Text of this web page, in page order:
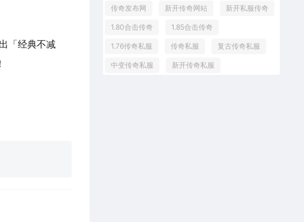
「经典不减
传奇发布网 新开传奇网站 新开私服传奇
1.80合击传奇 1.85合击传奇
1.76传奇私服 传奇私服 复古传奇私服
中变传奇私服 新开传奇私服